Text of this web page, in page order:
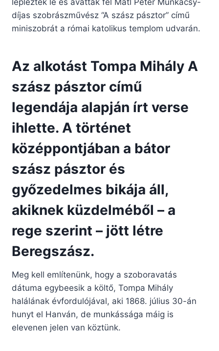
leplezték le és avatták fel Matl Péter Munkácsy-
díjas szobrászművész “A szász pásztor” című
miniszobrát a római katolikus templom udvarán.
Az alkotást Tompa Mihály A
szász pásztor című
legendája alapján írt verse
ihlette. A történet
középpontjában a bátor
szász pásztor és
győzedelmes bikája áll,
akiknek küzdelméből – a
rege szerint – jött létre
Beregszász.
Meg kell említenünk, hogy a szoboravatás
dátuma egybeesik a költő, Tompa Mihály
halálának évfordulójával, aki 1868. július 30-án
hunyt el Hanván, de munkássága máig is
elevenen jelen van köztünk.